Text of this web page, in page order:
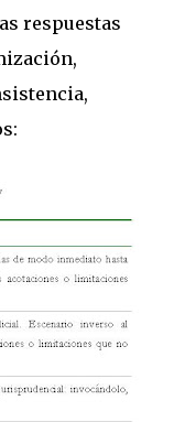
respuestas